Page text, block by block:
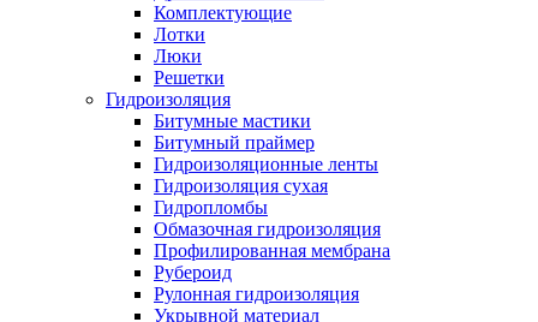
Комплектующие
Лотки
Люки
Решетки
Гидроизоляция
Битумные мастики
Битумный праймер
Гидроизоляционные ленты
Гидроизоляция сухая
Гидропломбы
Обмазочная гидроизоляция
Профилированная мембрана
Рубероид
Рулонная гидроизоляция
Укрывной материал